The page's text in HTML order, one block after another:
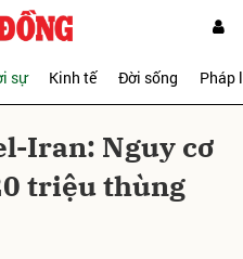
sự Kinh tế Đời sống Pháp
Iran: Nguy cơ
triệu thùng